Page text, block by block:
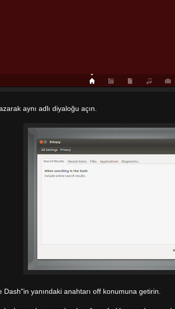
aynı adlı diyaloğu açın.
yanındaki anahtarı off konumuna getirin.